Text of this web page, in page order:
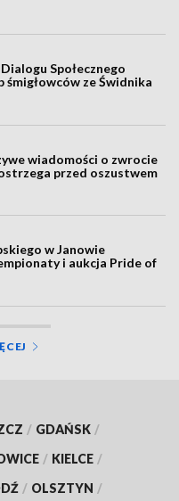
Społecznego
śmigłowców ze Świdnika
wiadomości o zwrocie
przed oszustwem
w Janowie
i aukcja Pride of
/ GDAŃSK /
/ KIELCE /
/ OLSZTYN /